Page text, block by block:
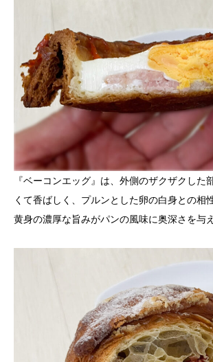
『ベーコンエッグ』は、外側のザクザクした
くて香ばしく、プルンとした卵の白身との相
黄身の濃厚な旨みがパンの風味に奥深さを与